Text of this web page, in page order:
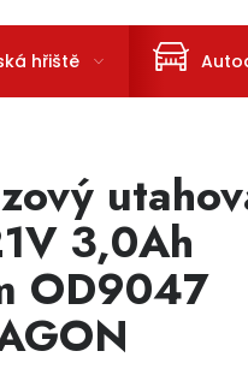
hřiště
3,0Ah
OD9047